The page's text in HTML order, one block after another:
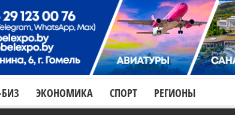
ЭКОНОМИКА СПОРТ РЕГИОНЫ